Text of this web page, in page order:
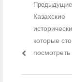
Предыдущие
Предыдущий
Казахские
которые
посмотреть